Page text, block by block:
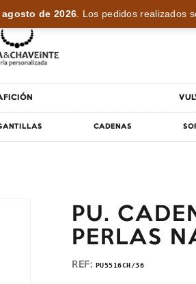
agosto de 2026. Los pedidos realizados
CADENAS
PU.
PERLAS
REF: PU5516CH/36